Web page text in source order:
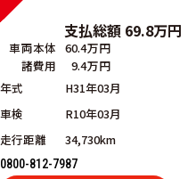
支払総額 69.8万円
車両本体 60.4万円
諸費用
9.4万円
年式
H31年03月
車検
R10年03月
走行距離
34,730km
0800-812-7987